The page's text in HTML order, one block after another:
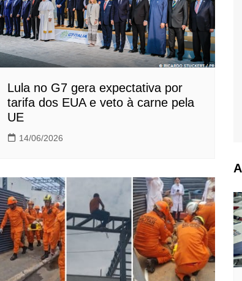
Lula no G7 gera expectativa por
tarifa dos EUA e veto à carne pela
UE
14/06/2026